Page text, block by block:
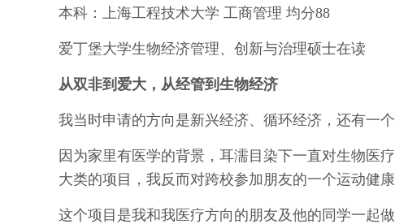
本科：上海工程技术大学 工商管理 均分88
爱丁堡大学生物经济管理、创新与治理硕士在读
从双非到爱大，从经管到生物经济
我当时申请的方向是新兴经济、循环经济，还有一
因为家里有医学的背景，耳濡目染下一直对生物医
大类的项目，我反而对跨校参加朋友的一个运动健
这个项目是我和我医疗方向的朋友及他的同学一起